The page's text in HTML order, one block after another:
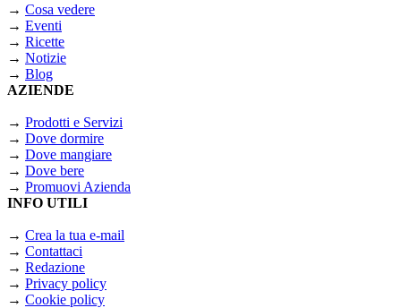
→ Cosa vedere
→ Eventi
→ Ricette
→ Notizie
→ Blog
AZIENDE
→ Prodotti e Servizi
→ Dove dormire
→ Dove mangiare
→ Dove bere
→ Promuovi Azienda
INFO UTILI
→ Crea la tua e-mail
→ Contattaci
→ Redazione
→ Privacy policy
→ Cookie policy